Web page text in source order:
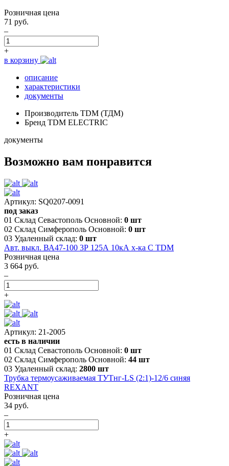
Розничная цена
71 руб.
–
+
в корзину
описание
характеристики
документы
Производитель TDM (ТДМ)
Бренд TDM ELECTRIC
документы
Возможно вам понравится
Артикул: SQ0207-0091
под заказ
01 Склад Севастополь Основной: 0 шт
02 Склад Симферополь Основной: 0 шт
03 Удаленный склад: 0 шт
Авт. выкл. ВА47-100 3Р 125А 10кА х-ка С TDM
Розничная цена
3 664 руб.
–
+
Артикул: 21-2005
есть в наличии
01 Склад Севастополь Основной: 0 шт
02 Склад Симферополь Основной: 44 шт
03 Удаленный склад: 2800 шт
Трубка термоусаживаемая ТУТнг-LS (2:1)-12/6 синяя
REXANT
Розничная цена
34 руб.
–
+